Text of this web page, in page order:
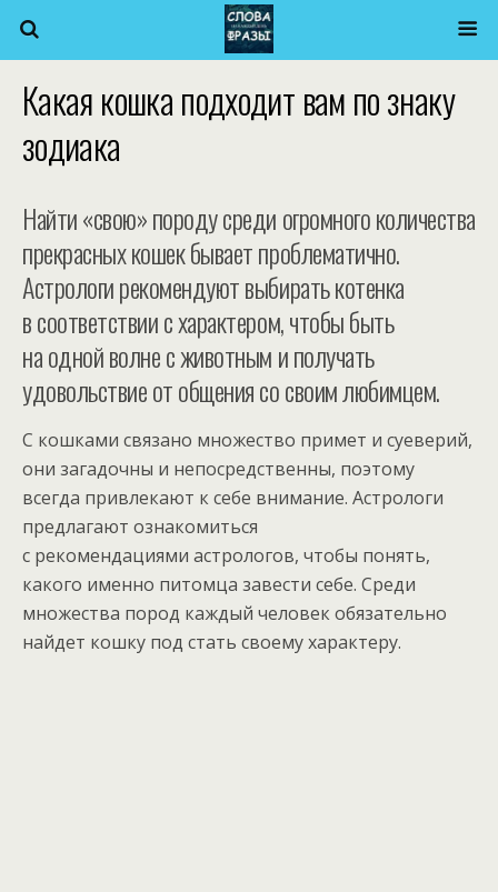
Какая кошка подходит вам по знаку
зодиака
Найти «свою» породу среди огромного количества
прекрасных кошек бывает проблематично.
Астрологи рекомендуют выбирать котенка
в соответствии с характером, чтобы быть
на одной волне с животным и получать
удовольствие от общения со своим любимцем.
С кошками связано множество примет и суеверий,
они загадочны и непосредственны, поэтому
всегда привлекают к себе внимание. Астрологи
предлагают ознакомиться
с рекомендациями астрологов, чтобы понять,
какого именно питомца завести себе. Среди
множества пород каждый человек обязательно
найдет кошку под стать своему характеру.